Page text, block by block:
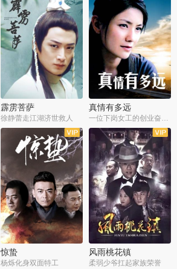
霹雳菩萨
徐静蕾走江湖济世救人
真情有多远
一位下岗女工的创业奋斗史
全39集
惊蛰
杨烁化身双面特工
全36集
风雨桃花镇
柔弱少爷扛起家族荣誉